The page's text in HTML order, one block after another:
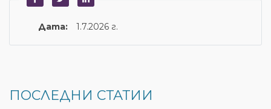
Дата: 1.7.2026 г.
ПОСЛЕДНИ СТАТИИ